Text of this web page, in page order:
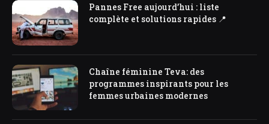
Pannes Free aujourd’hui : liste
complète et solutions rapides 📍
Chaîne féminine Teva: des
programmes inspirants pour les
femmes urbaines modernes